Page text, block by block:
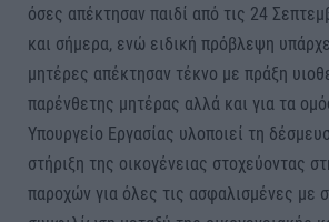
όσες απέκτησαν παιδί από τις 24
και σήμερα, ενώ ειδική πρόβλεψη
μητέρες απέκτησαν τέκνο με πράξη
παρένθετης μητέρας αλλά και για τα
Υπουργείο Εργασίας υλοποιεί τη
στήριξη της οικογένειας στοχεύοντας
παροχών για όλες τις ασφαλισμένες με